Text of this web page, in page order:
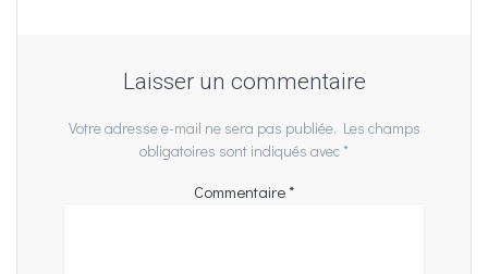
Laisser un commentaire
Votre adresse e-mail ne sera pas publiée. Les champs
obligatoires sont indiqués avec*
Commentaire*